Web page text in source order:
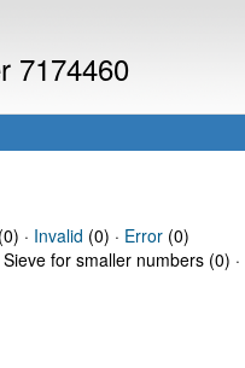
7174460
(0) · Invalid (0) · Error(0)
for smaller numbers (0) ·